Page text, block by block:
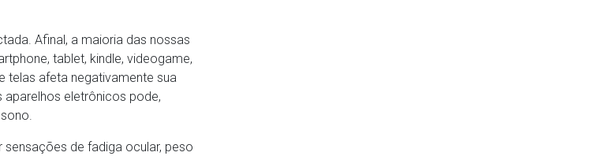
Afinal, a maioria das nossas
tablet, kindle, videogame,
telas afeta negativamente sua
aparelhos eletrônicos pode,
de fadiga ocular, peso